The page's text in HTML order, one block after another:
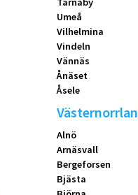
Umeå
Vilhelmina
Vindeln
Vännäs
Ånäset
Åsele
Alnö
Arnäsvall
Bergeforsen
Bjästa